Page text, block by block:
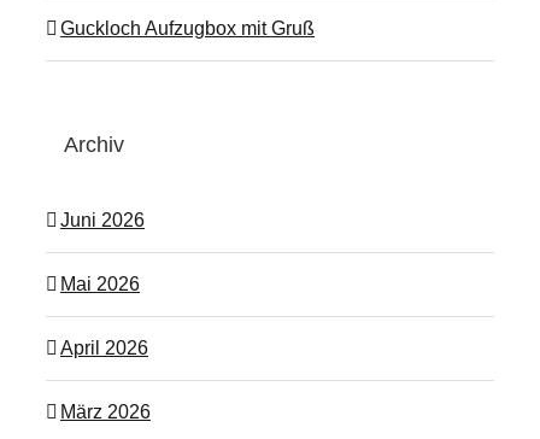
Guckloch Aufzugbox mit Gruß
Archiv
Juni 2026
Mai 2026
April 2026
März 2026